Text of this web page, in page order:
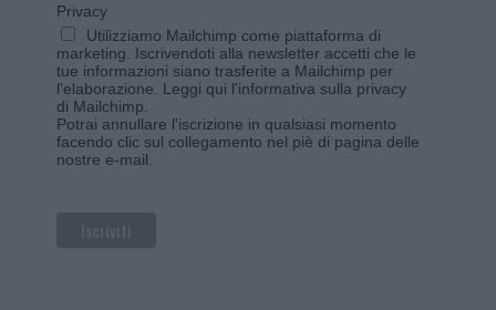
Privacy
Utilizziamo Mailchimp come piattaforma di
marketing. Iscrivendoti alla newsletter accetti che le
tue informazioni siano trasferite a Mailchimp per
l'elaborazione. Leggi qui l'informativa sulla privacy
di Mailchimp
Potrai annullare l'iscrizione in qualsiasi momento
facendo clic sul collegamento nel piè di pagina delle
nostre e-mail.